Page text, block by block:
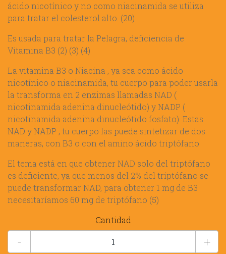
ácido nicotínico y no como niacinamida se utiliza
para tratar el colesterol alto. (20)
Es usada para tratar la Pelagra, deficiencia de
Vitamina B3 (2) (3) (4)
La vitamina B3 o Niacina , ya sea como ácido
nicotínico o niacinamida, tu cuerpo para poder usarla
la transforma en 2 enzimas llamadas NAD (
nicotinamida adenina dinucleótido) y NADP (
nicotinamida adenina dinucleótido fosfato). Estas
NAD y NADP , tu cuerpo las puede sintetizar de dos
maneras, con B3 o con el amino ácido triptófano
El tema está en que obtener NAD solo del triptófano
es deficiente, ya que menos del 2% del triptófano se
puede transformar NAD, para obtener 1 mg de B3
necesitaríamos 60 mg de triptófano (5)
Cantidad
- +